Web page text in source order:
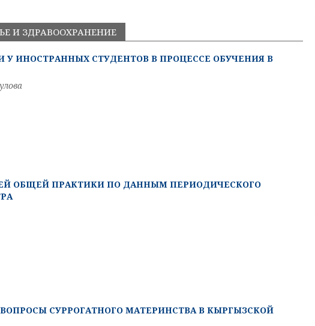
И ЗДРАВООХРАНЕНИЕ
У ИНОСТРАННЫХ СТУДЕНТОВ В ПРОЦЕССЕ ОБУЧЕНИЯ В
ОБЩЕЙ ПРАКТИКИ ПО ДАННЫМ ПЕРИОДИЧЕСКОГО
СУРРОГАТНОГО МАТЕРИНСТВА В КЫРГЫЗСКОЙ